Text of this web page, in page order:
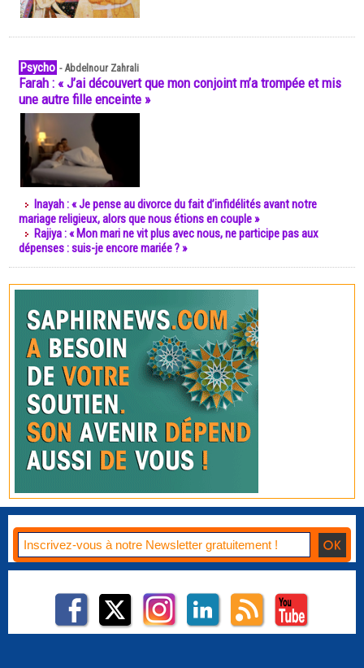
Psycho -Abdelnour Zahrali
Farah : « J’ai découvert que mon conjoint m’a trompée et mis
une autre fille enceinte »
Inayah : « Je pense au divorce du fait d’infidélités avant notre
mariage religieux, alors que nous étions en couple »
Rajiya : « Mon mari ne vit plus avec nous, ne participe pas aux
dépenses : suis-je encore mariée ? »